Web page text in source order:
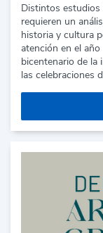
Distintos
requieren un
historia y cultura
atención en el
bicentenario de la
las celebraciones